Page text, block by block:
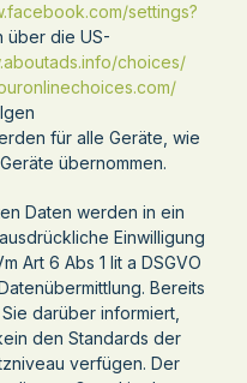
settings?
über die US-
choices/
für alle Geräte, wie
übernommen.
Daten werden in ein
Einwilligung
Art 6 Abs 1 lit a DSGVO
Bereits
darüber informiert,
den Standards der
verfügen. Der